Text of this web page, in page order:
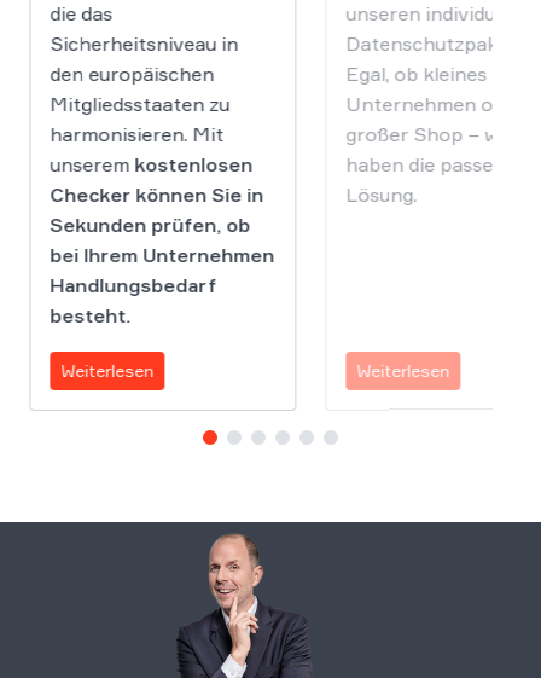
die das
Sicherheitsniveau in
den europäischen
Mitgliedsstaaten zu
harmonisieren. Mit
unserem kostenlosen
Checker können Sie in
Sekunden prüfen, ob
bei Ihrem Unternehmen
Handlungsbedarf
besteht.
Weiterlesen
unseren individuellen
Egal, ob kleines
Unternehmen oder
großer Shop – wir
haben die passende
Lösung.
Weiterlesen